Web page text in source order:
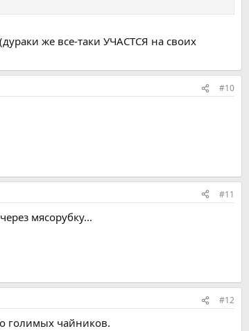
же все-таки УЧАСТСЯ на своих
#10
#11
мясорубку...
#12
голимых чайников.